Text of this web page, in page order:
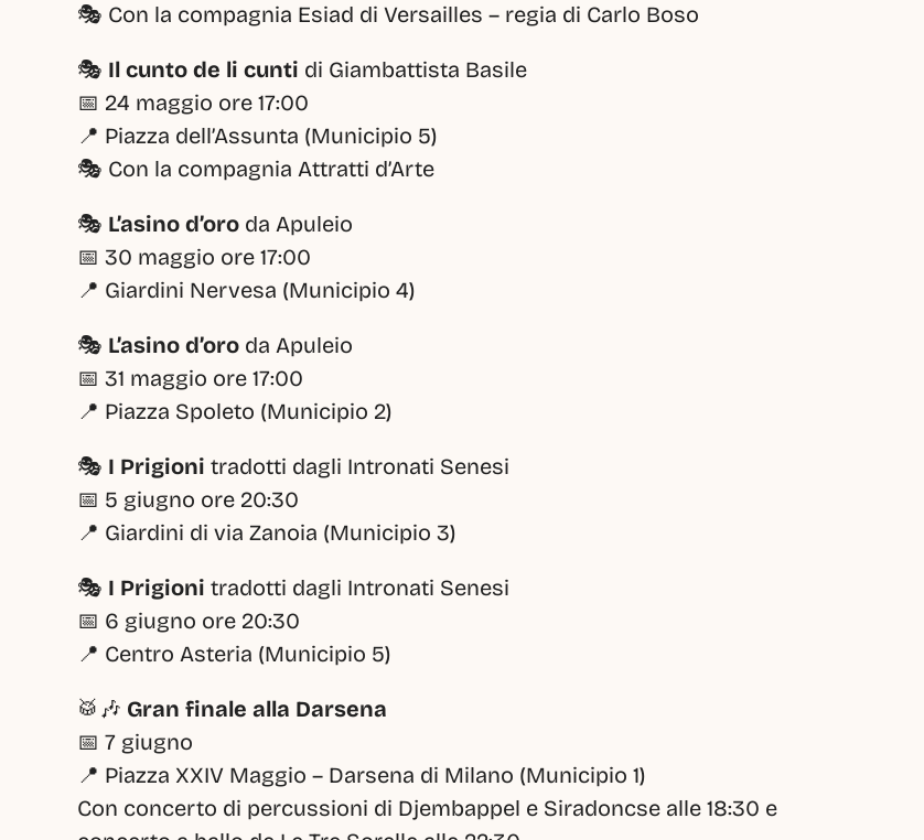
🎭 Con la compagnia Esiad di Versailles – regia di Carlo Boso
🎭 Il cunto de li cunti di Giambattista Basile
📅 24 maggio ore 17:00
📍 Piazza dell’Assunta (Municipio 5)
🎭 Con la compagnia Attratti d’Arte
🎭 L’asino d’oro da Apuleio
📅 30 maggio ore 17:00
📍 Giardini Nervesa (Municipio 4)
🎭 L’asino d’oro da Apuleio
📅 31 maggio ore 17:00
📍 Piazza Spoleto (Municipio 2)
🎭 I Prigioni tradotti dagli Intronati Senesi
📅 5 giugno ore 20:30
📍 Giardini di via Zanoia (Municipio 3)
🎭 I Prigioni tradotti dagli Intronati Senesi
📅 6 giugno ore 20:30
📍 Centro Asteria (Municipio 5)
🥁🎶 Gran finale alla Darsena
📅 7 giugno
📍 Piazza XXIV Maggio – Darsena di Milano (Municipio 1)
Con concerto di percussioni di Djembappel e Siradoncse alle 18:30 e